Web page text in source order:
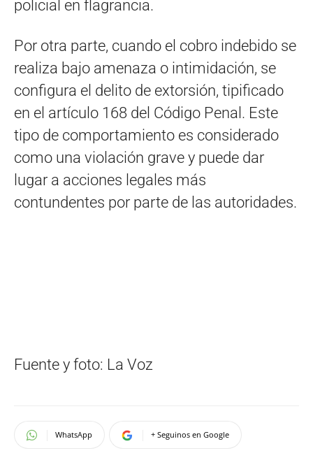
policial en flagrancia.
Por otra parte, cuando el cobro indebido se
realiza bajo amenaza o intimidación, se
configura el delito de extorsión, tipificado
en el artículo 168 del Código Penal. Este
tipo de comportamiento es considerado
como una violación grave y puede dar
lugar a acciones legales más
contundentes por parte de las autoridades.
Fuente y foto: La Voz
WhatsApp + Seguinos en Google